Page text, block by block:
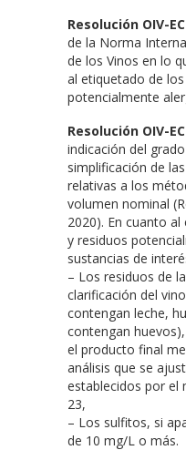
Resolución OIV-
de la Norma
de los Vinos en lo
al etiquetado de
potencialmente
Resolución OIV-
indicación del
simplificación de
relativas a los
volumen nominal
2020). En cuanto
y residuos
sustancias de
– Los residuos de
clarificación del
contengan leche,
contengan
el producto final
análisis que se
establecidos por el
23,
– Los sulfitos, si
de 10 mg/L o más.